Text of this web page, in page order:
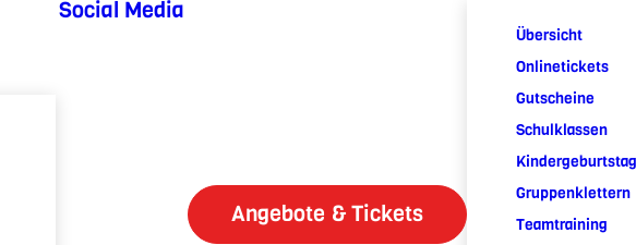
Social Media
Angebote & Tickets
Übersicht
Onlinetickets
Gutscheine
Schulklassen
Kindergeburtstag
Gruppenklettern
Teamtraining